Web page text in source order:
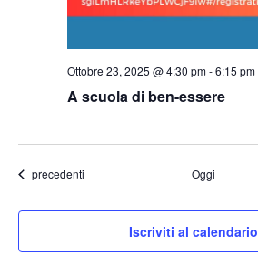
A scuola di ben-essere
Ottobre 23, 2025 @ 4:30 pm-6:15 pm
Eventi
precedenti Oggi
Iscriviti al calendario